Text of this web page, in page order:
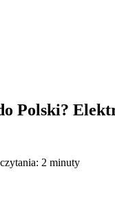
Polski?
2 minuty